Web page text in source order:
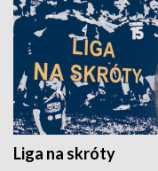
Liga na skróty